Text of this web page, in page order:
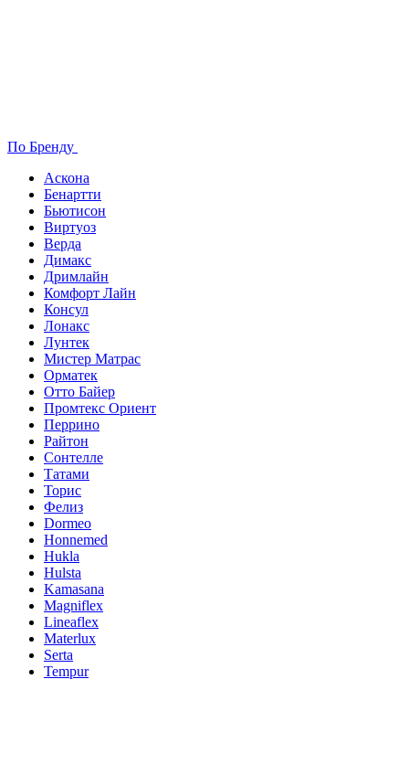
По Бренду
Аскона
Бенартти
Бьютисон
Виртуоз
Верда
Димакс
Дримлайн
Комфорт Лайн
Консул
Лонакс
Лунтек
Мистер Матрас
Орматек
Отто Байер
Промтекс Ориент
Перрино
Райтон
Сонтелле
Татами
Торис
Фелиз
Dormeo
Honnemed
Hukla
Hulsta
Kamasana
Magniflex
Lineaflex
Materlux
Serta
Tempur